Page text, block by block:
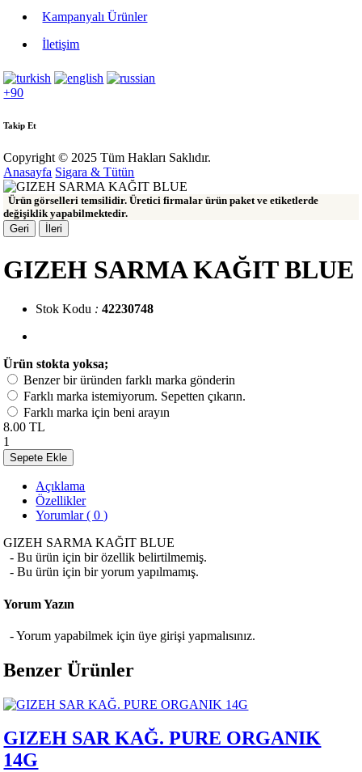
Kampanyalı Ürünler
İletişim
+90
Takip Et
Copyright © 2025 Tüm Hakları Saklıdır.
Anasayfa Sigara & Tütün
Ürün görselleri temsilidir. Üretici firmalar ürün paket ve etiketlerde
değişiklik yapabilmektedir.
Geri
İleri
GIZEH SARMA KAĞIT BLUE
Stok Kodu : 42230748
Ürün stokta yoksa;
Benzer bir üründen farklı marka gönderin
Farklı marka istemiyorum. Sepetten çıkarın.
Farklı marka için beni arayın
8.00 TL
1
Sepete Ekle
Açıklama
Özellikler
Yorumlar ( 0 )
GIZEH SARMA KAĞIT BLUE
- Bu ürün için bir özellik belirtilmemiş.
- Bu ürün için bir yorum yapılmamış.
Yorum Yazın
- Yorum yapabilmek için üye girişi yapmalısınız.
Benzer Ürünler
GIZEH SAR KAĞ. PURE ORGANIK
14G